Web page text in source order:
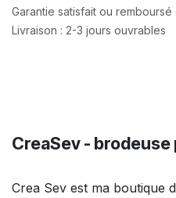
Garantie satisfait ou
Livraison : 2-3 jours ouvrables
CreaSev -
Crea Sev est ma boutique